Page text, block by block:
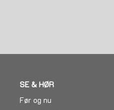
SE & HØR
Før og nu